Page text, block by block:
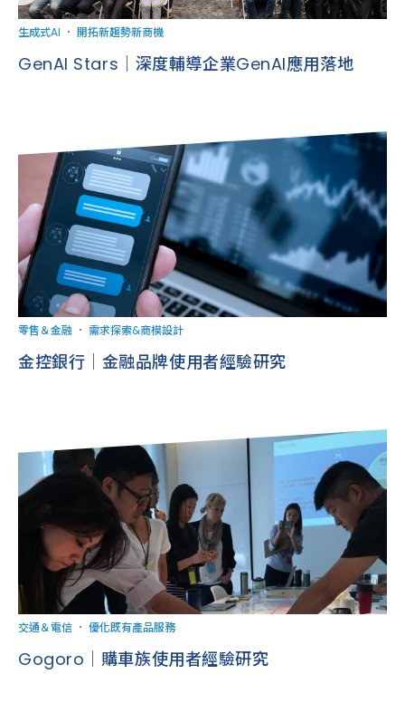
生成式AI ． 開拓新趨勢新商機
GenAI Stars｜深度輔導企業GenAI應用落地
零售＆金融 ． 需求探索&商模設計
金控銀行｜金融品牌使用者經驗研究
交通＆電信 ． 優化既有產品服務
Gogoro｜購車族使用者經驗研究